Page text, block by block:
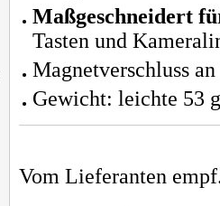
Maßgeschneidert
Tasten und
Magnetverschluss
Gewicht: leichte 53 g
Vom Lieferanten